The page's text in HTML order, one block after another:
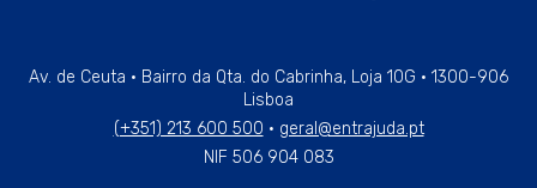
página
Facebook
página
de
Linkedin
página
Youtube
Av. de Ceuta · Bairro da Qta. do Cabrinha, Loja 10G · 1300-906
Lisboa
(+351) 213 600 500 · geral@entrajuda.pt
NIF 506 904 083